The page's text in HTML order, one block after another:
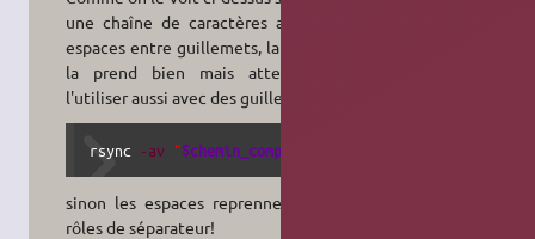
une chaîne de caractères avec des
espaces entre guillemets, la variable
la prend bien mais attention à
l'utiliser aussi avec des guillemets…
rsync -av "$chemin_complet
sinon les espaces reprennent leurs
rôles de séparateur!